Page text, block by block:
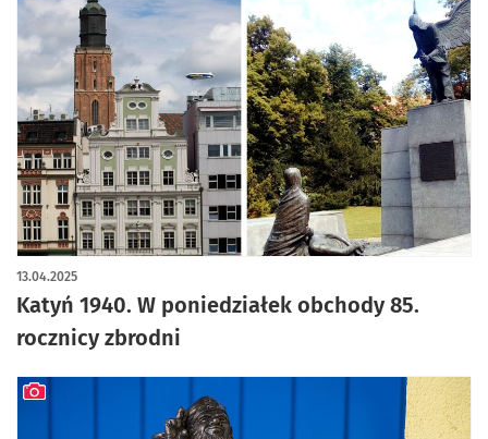
Katyń 1940. W poniedziałek obchody 85.
rocznicy zbrodni
13.04.2025